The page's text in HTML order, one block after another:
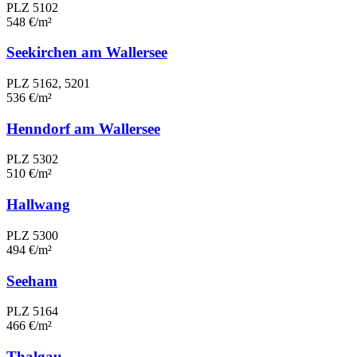
PLZ 5102
548 €/m²
Seekirchen am Wallersee
PLZ 5162, 5201
536 €/m²
Henndorf am Wallersee
PLZ 5302
510 €/m²
Hallwang
PLZ 5300
494 €/m²
Seeham
PLZ 5164
466 €/m²